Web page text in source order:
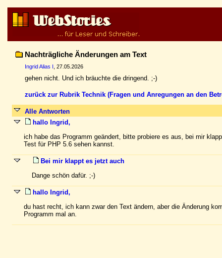
Nachträgliche Änderungen am Text
Ingrid Alias I , 27.05.2026
gehen nicht. Und ich bräuchte die dringend. ;-)
zurück zur Rubrik Technik (Fragen und Anregungen an den
Alle Antworten
hallo Ingrid,
ich habe das Programm geändert, bitte probiere es aus, bei mir
Test für PHP 5.6 sehen kannst.
Bei mir klappt es jetzt auch
Dange schön dafür. ;-)
hallo Ingrid,
du hast recht, ich kann zwar den Text ändern, aber die Änderung
Programm mal an.